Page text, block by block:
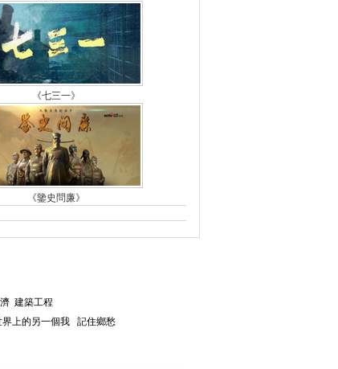
《七三一》
《鑒史問廉》
建築工程
界上的另一個我 記住鄉愁